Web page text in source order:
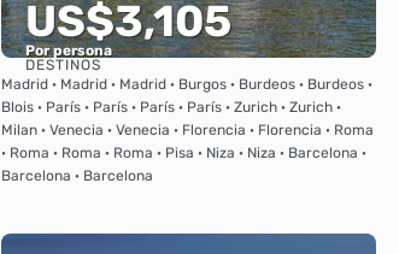
US$3,105
Por persona
Ver
DESTINOS
Madrid · Madrid · Madrid · Burgos · Burdeos · Burdeos ·
Blois · París · París · París · París · Zurich · Zurich ·
Milan · Venecia · Venecia · Florencia · Florencia · Roma
· Roma · Roma · Roma · Pisa · Niza · Niza · Barcelona ·
Barcelona · Barcelona